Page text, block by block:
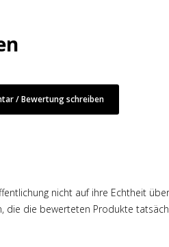
/ Bewertung schreiben
nicht auf ihre Echtheit
die die bewerteten Produkte